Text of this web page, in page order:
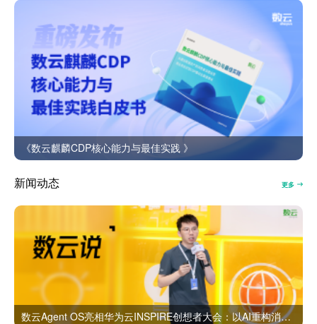
《数云麒麟CDP核心能力与最佳实践 》
新闻动态 更多
数云Agent OS亮相华为云INSPIRE创想者大会：以AI重构消费者运营与零售营销新范式